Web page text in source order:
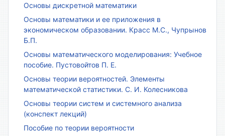
Основы дискретной математики
Основы математики и ее приложения в
экономическом образовании. Красс М.С., Чупрынов
Б.П.
Основы математического моделирования: Учебное
пособие. Пустовойтов П. Е.
Основы теории вероятностей. Элементы
математической статистики. С. И. Колесникова
Основы теории систем и системного анализа
(конспект лекций)
Пособие по теории вероятности